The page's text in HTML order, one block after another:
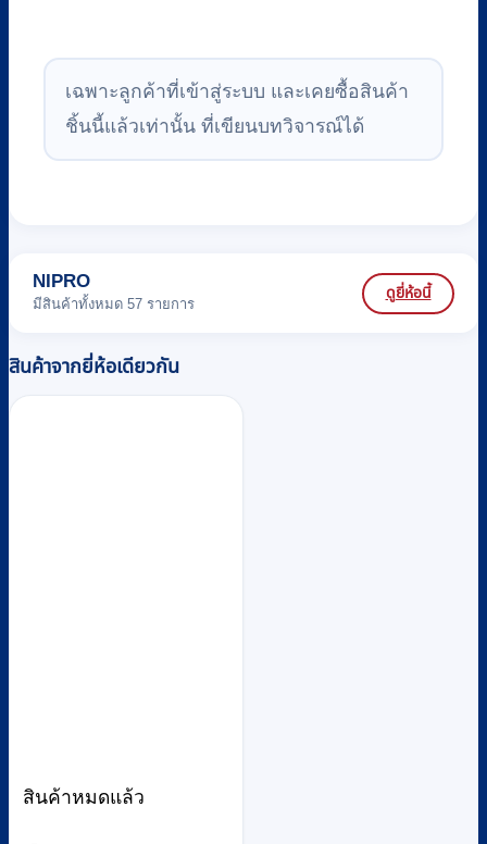
เฉพาะลูกค้าที่เข้าสู่ระบบ และเคยซื้อสินค้า
ชิ้นนี้แล้วเท่านั้น ที่เขียนบทวิจารณ์ได้
NIPRO
มีสินค้าทั้งหมด 57 รายการ
ดูยี่ห้อนี้
สินค้าจากยี่ห้อเดียวกัน
สินค้าหมดแล้ว